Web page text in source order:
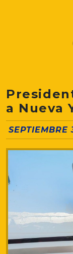
a Nueva
SEPTIEMBRE